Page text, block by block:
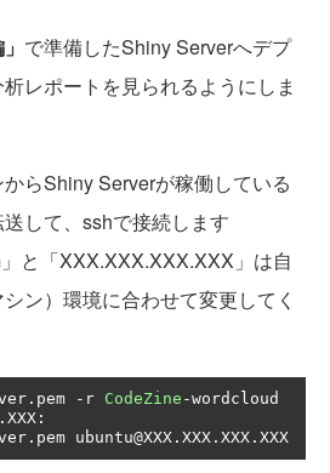
で準備したShiny Serverへデプ
レポートを見られるようにしま
らShiny Serverが稼働している
して、sshで接続します
」と「XXX.XXX.XXX.XXX」は自
ン）環境に合わせて変更してく
. pem - r CodeZine -wordcloud
. XXX :
. pem ubuntu@XXX . XXX . XXX . XXX